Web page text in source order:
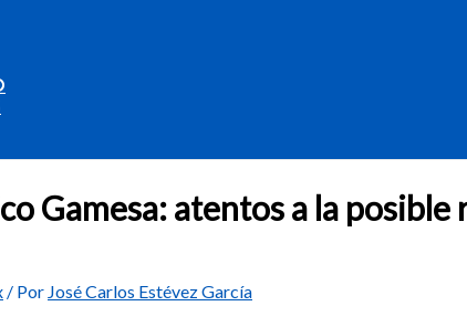
Gamesa: atentos a la
/ Por José Carlos Estévez García